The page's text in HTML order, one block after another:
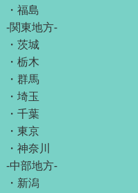
・ 福島
-関東地方-
・ 茨城
・ 栃木
・ 群馬
・ 埼玉
・ 千葉
・ 東京
・ 神奈川
-中部地方-
・ 新潟